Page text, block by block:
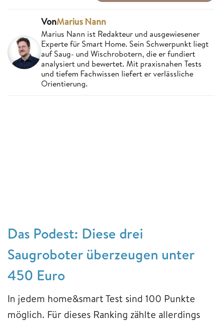
VonMarius Nann
Marius Nann ist Redakteur und ausgewiesener
Experte für Smart Home. Sein Schwerpunkt liegt
auf Saug- und Wischrobotern, die er fundiert
analysiert und bewertet. Mit praxisnahen Tests
und tiefem Fachwissen liefert er verlässliche
Orientierung.
Das Podest: Diese drei
Saugroboter überzeugen unter
450 Euro
In jedem home&smart Test sind 100 Punkte
möglich. Für dieses Ranking zählte allerdings